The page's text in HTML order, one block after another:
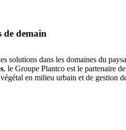
de demain
solutions dans les domaines du
, le Groupe Plantco est le partenaire
en milieu urbain et de gestion